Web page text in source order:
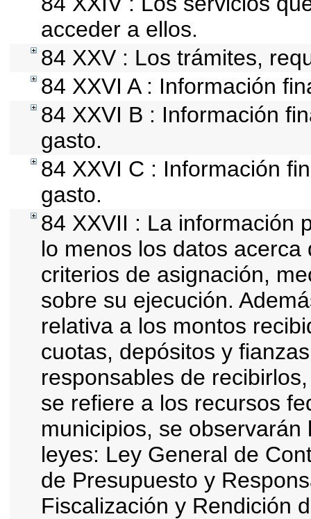
acceder a ellos.
84 XXV : Los trámites,
84 XXVI A : Información
84 XXVI B : Información
gasto.
84 XXVI C : Información
gasto.
84 XXVII : La información
lo menos los datos
criterios de asignación,
sobre su ejecución.
relativa a los montos
cuotas, depósitos y
responsables de
se refiere a los recursos
municipios, se
leyes: Ley General de
de Presupuesto y
Fiscalización y Rendición